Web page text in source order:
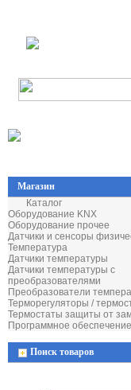
Магазин
Каталог
Оборудование KNX
Оборудование прочее
Датчики и сенсоры
Температура
Датчики температуры
Датчики температуры с
преобразователями
Преобразователи
Терморегуляторы /
Термостаты защиты от
Программное обеспечение
Поиск товаров